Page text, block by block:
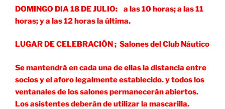
DOMINGO DIA 18 DE JULIO: a las 10 horas; a las 11
horas; y a las 12 horas la última.
LUGAR DE CELEBRACIÓN ; Salones del Club Náutico
Se mantendrá en cada una de ellas la distancia entre
socios y el aforo legalmente establecido. y todos los
ventanales de los salones permanecerán abiertos.
Los asistentes deberán de utilizar la mascarilla.